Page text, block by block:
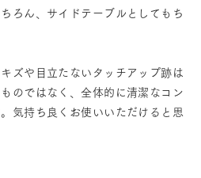
ろん、サイドテーブルとしてもち
ズや目立たないタッチアップ跡は
のではなく、全体的に清潔なコン
気持ち良くお使いいただけると思